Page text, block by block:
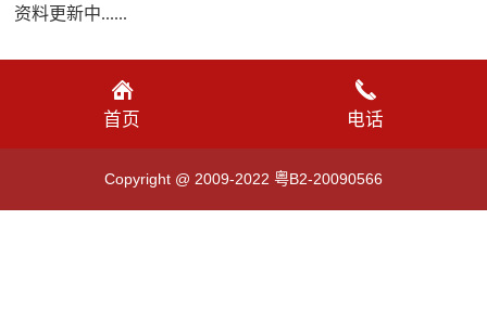
资料更新中......
首页 电话
Copyright @ 2009-2022 粤B2-20090566